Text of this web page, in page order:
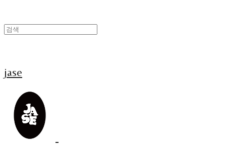
jase